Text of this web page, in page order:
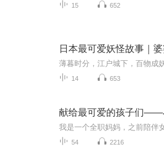
15 652
日本最可爱妖怪故事｜
14 653
献给最可爱的孩子们——
54 2216